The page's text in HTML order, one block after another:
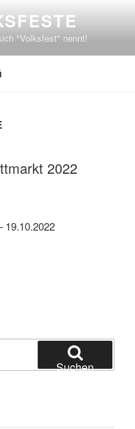
"Volksfest" nennt!
2022
19.10.2022
Suchen